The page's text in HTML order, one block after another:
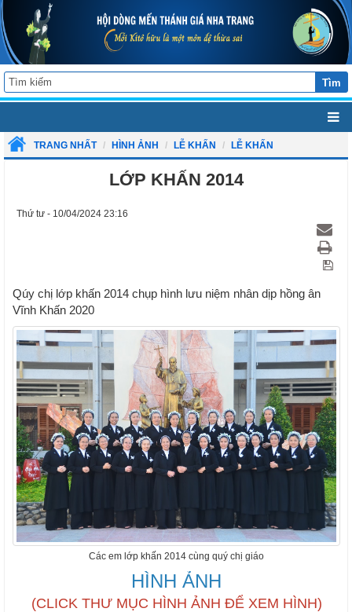
Tìm
TRANG NHẤT HÌNH ẢNH LỄ KHẤN LỄ KHẤN
LỚP KHẤN 2014
Thứ tư - 10/04/2024 23:16
Qúy chị lớp khấn 2014 chụp hình lưu niệm nhân dịp hồng ân
Vĩnh Khấn 2020
Các em lớp khấn 2014 cùng quý chị giáo
HÌNH ẢNH
(CLICK THƯ MỤC HÌNH ẢNH ĐỂ XEM HÌNH)